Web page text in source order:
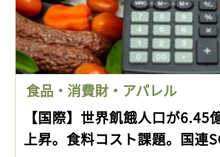
食品・消費財・アパレル
【国際】世界飢餓人口が6.45
上昇。食料コスト課題。国連